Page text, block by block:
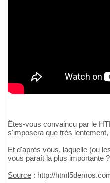
Êtes-vous convaincu par le
s'imposera que très
Et d'après vous, laquelle (ou
vous paraît la plus importante ?
Source : http://